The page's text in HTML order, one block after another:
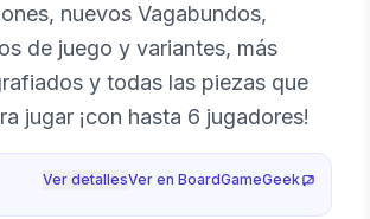
nuevos Vagabundos,
de juego y variantes, más
y todas las piezas que
jugar ¡con hasta 6 jugadores!
Ver detallesVer en BoardGameGeek